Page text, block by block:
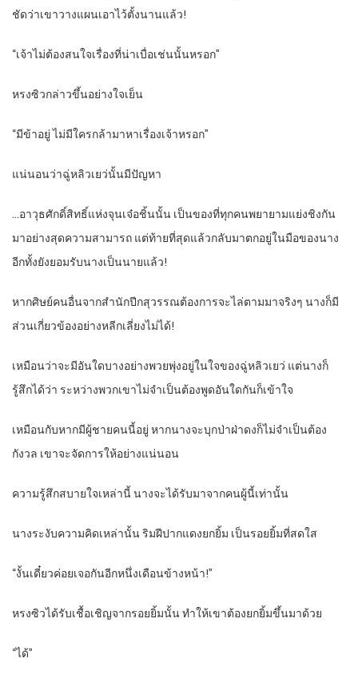
ชัดว่าเขาวางแผนเอาไว้ตั้งนานแล้ว!
“เจ้าไม่ต้องสนใจเรื่องที่น่าเบื่อเช่นนั้นหรอก”
หรงซิวกล่าวขึ้นอย่างใจเย็น
“มีข้าอยู่ ไม่มีใครกล้ามาหาเรื่องเจ้าหรอก”
แน่นอนว่าฉู่หลิวเยว่นั้นมีปัญหา
…อาวุธศักดิ์สิทธิ์แห่งจุนเจ๋อชิ้นนั้น เป็นของที่ทุกคนพยายามแย่งชิงกัน
มาอย่างสุดความสามารถ แต่ท้ายที่สุดแล้วกลับมาตกอยู่ในมือของนาง
อีกทั้งยังยอมรับนางเป็นนายแล้ว!
หากศิษย์คนอื่นจากสำนักปีกสุวรรณต้องการจะไล่ตามมาจริงๆ นางก็มี
ส่วนเกี่ยวข้องอย่างหลีกเลี่ยงไม่ได้!
เหมือนว่าจะมีอันใดบางอย่างพวยพุ่งอยู่ในใจของฉู่หลิวเยว่ แต่นางก็
รู้สึกได้ว่า ระหว่างพวกเขาไม่จำเป็นต้องพูดอันใดกันก็เข้าใจ
เหมือนกับหากมีผู้ชายคนนี้อยู่ หากนางจะบุกป่าฝ่าดงก็ไม่จำเป็นต้อง
กังวล เขาจะจัดการให้อย่างแน่นอน
ความรู้สึกสบายใจเหล่านี้ นางจะได้รับมาจากคนผู้นี้เท่านั้น
นางระงับความคิดเหล่านั้น ริมฝีปากแดงยกยิ้ม เป็นรอยยิ้มที่สดใส
“งั้นเดี๋ยวค่อยเจอกันอีกหนึ่งเดือนข้างหน้า!”
หรงซิวได้รับเชื้อเชิญจากรอยยิ้มนั้น ทำให้เขาต้องยกยิ้มขึ้นมาด้วย
“ได้”